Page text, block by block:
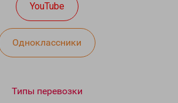
YouTube
Одноклассники
Типы перевозки